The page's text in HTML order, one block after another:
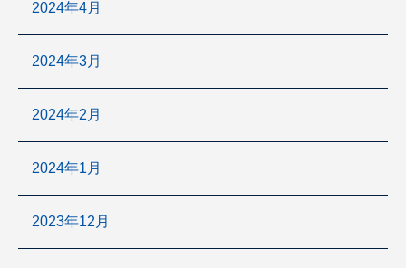
2024年4月
2024年3月
2024年2月
2024年1月
2023年12月